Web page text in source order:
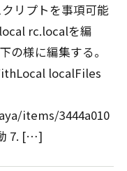
リプトを事項可能
rc.localを編
様に編集する。
localFiles
items/3444a010
7. […]